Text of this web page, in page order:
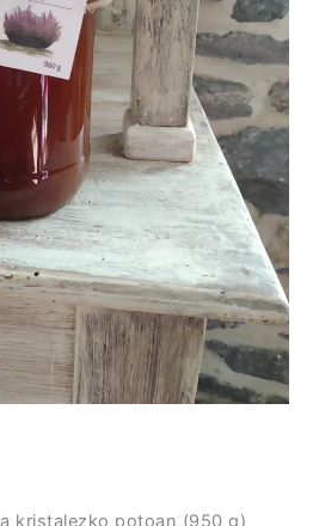
kristalezko potoan (950 g)